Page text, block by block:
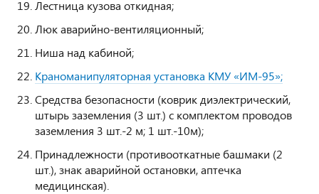
Лестница кузова откидная;
Люк аварийно-вентиляционный;
Ниша над кабиной;
Краноманипуляторная установка КМУ «ИМ-95»;
Средства безопасности (коврик диэлектрический,
штырь заземления (3 шт.) с комплектом проводов
заземления 3 шт.-2 м; 1 шт.-10м);
Принадлежности (противооткатные башмаки (2
шт.), знак аварийной остановки, аптечка
медицинская).